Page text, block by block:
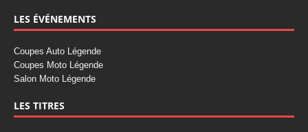
LES ÉVÉNEMENTS
Coupes Auto Légende
Coupes Moto Légende
Salon Moto Légende
LES TITRES